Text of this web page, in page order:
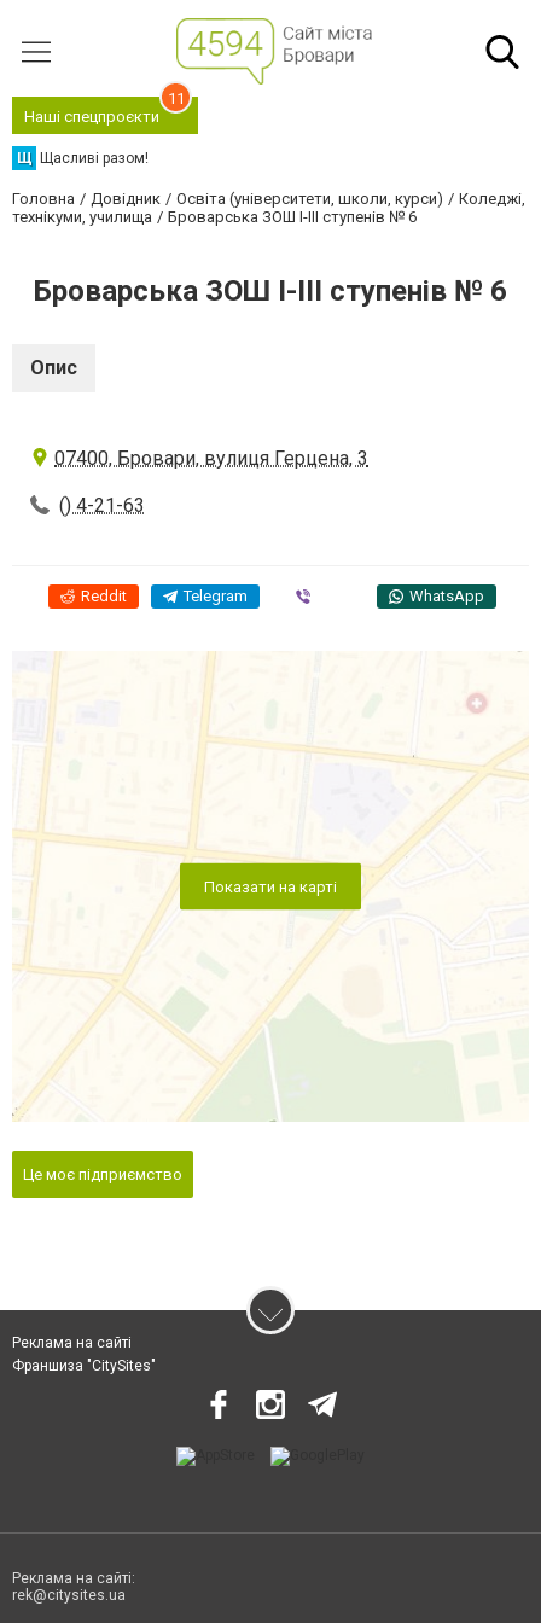
Наші спецпроєкти
11
Щ Щасливі разом!
Головна Довідник Освіта (університети, школи, курси)
Коледжі,
технікуми, училища
Броварська ЗОШ І-ІІІ ступенів № 6
Броварська ЗОШ І-ІІІ ступенів № 6
Опис
07400, Бровари, вулиця Герцена, 3
() 4-21-63
Reddit Telegram WhatsApp
Показати на карті
Це моє підприємство
Реклама на сайті
Франшиза "CitySites"
Реклама на сайті:
rek@citysites.ua